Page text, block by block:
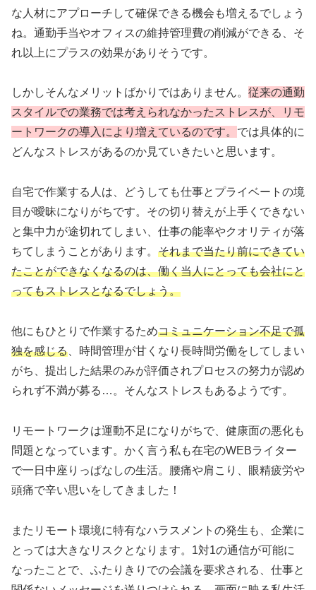
な人材にアプローチして確保できる機会も増えるでしょう
ね。通勤手当やオフィスの維持管理費の削減ができる、そ
れ以上にプラスの効果がありそうです。
しかしそんなメリットばかりではありません。 従来の通勤
スタイルでの業務では考えられなかったストレスが、リモ
ートワークの導入により増えているのです。 では具体的に
どんなストレスがあるのか見ていきたいと思います。
自宅で作業する人は、どうしても仕事とプライベートの境
目が曖昧になりがちです。その切り替えが上手くできない
と集中力が途切れてしまい、仕事の能率やクオリティが落
ちてしまうことがあります。 それまで当たり前にできてい
たことができなくなるのは、働く当人にとっても会社にと
ってもストレスとなるでしょう。
他にもひとりで作業するためコミュニケーション不足で孤
独を感じる 、時間管理が甘くなり長時間労働をしてしまい
がち、提出した結果のみが評価されプロセスの努力が認め
られず不満が募る…。そんなストレスもあるようです。
リモートワークは運動不足になりがちで、健康面の悪化も
問題となっています。かく言う私も在宅のWEBライター
で一日中座りっぱなしの生活。腰痛や肩こり、眼精疲労や
頭痛で辛い思いをしてきました！
またリモート環境に特有なハラスメントの発生も、企業に
とっては大きなリスクとなります。1対1の通信が可能に
なったことで、ふたりきりでの会議を要求される、仕事と